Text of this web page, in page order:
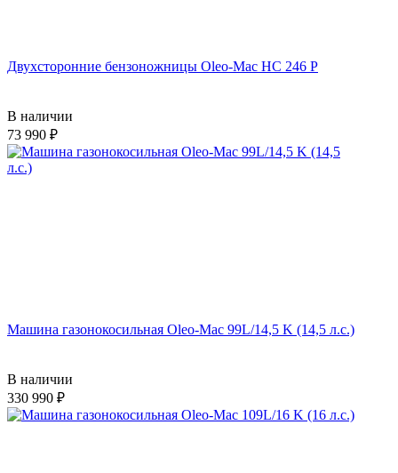
Двухсторонние бензоножницы Oleo-Mac HC 246 P
В наличии
73 990
Машина газонокосильная Oleo-Mac 99L/14,5 K (14,5 л.с.)
В наличии
330 990